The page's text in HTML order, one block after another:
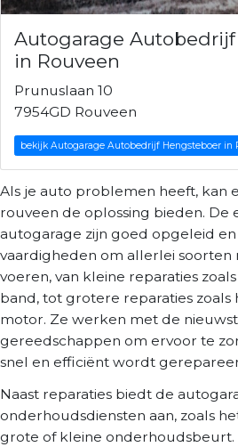
Autogarage
in Rouveen
Prunuslaan 10
7954GD Rouveen
bekijk Autogarage Autobedrijf Hengsteboer in
Als je auto problemen heeft, kan
rouveen de oplossing bieden. De
autogarage zijn goed opgeleid
vaardigheden om allerlei soorten
voeren, van kleine reparaties
band, tot grotere reparaties zoals
motor. Ze werken met de
gereedschappen om ervoor te
snel en efficiënt wordt
Naast reparaties biedt de
onderhoudsdiensten aan, zoals
grote of kleine